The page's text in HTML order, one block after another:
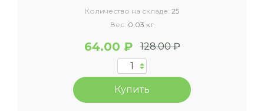
Количество на складе: 25
Вес: 0.03 кг
64.00 ₽ 128.00 ₽
Купить